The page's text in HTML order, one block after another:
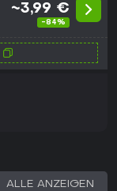
~3,99 €
-84%
ALLE ANZEIGEN